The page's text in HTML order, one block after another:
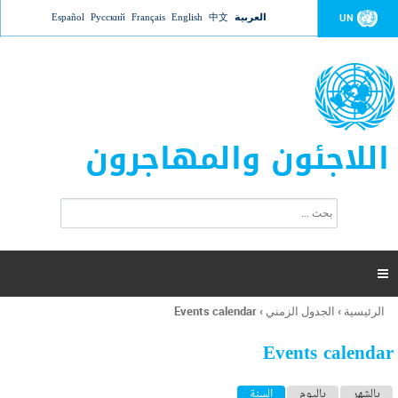
Jump to navigation UN العربية 中文
English
Français
Русский
Español
اللاجئون والمهاجرون
ت
ر
ل
ح
ب

أنت
هنا
الرئيسية › الجدول الزمني ›
Events calendar
Events calendar